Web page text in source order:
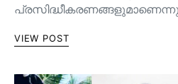
VIEW POST